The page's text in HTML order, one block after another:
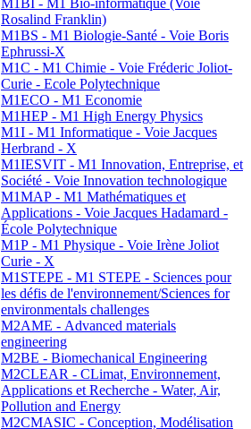
M1BI - M1 Bio-informatique (Voie
Rosalind Franklin)
M1BS - M1 Biologie-Santé - Voie Boris
Ephrussi-X
M1C - M1 Chimie - Voie Fréderic Joliot-
Curie - Ecole Polytechnique
M1ECO - M1 Economie
M1HEP - M1 High Energy Physics
M1I - M1 Informatique - Voie Jacques
Herbrand - X
M1IESVIT - M1 Innovation, Entreprise, et
Société - Voie Innovation technologique
M1MAP - M1 Mathématiques et
Applications - Voie Jacques Hadamard -
École Polytechnique
M1P - M1 Physique - Voie Irène Joliot
Curie - X
M1STEPE - M1 STEPE - Sciences pour
les défis de l'environnement/Sciences for
environmentals challenges
M2AME - Advanced materials
engineering
M2BE - Biomechanical Engineering
M2CLEAR - CLimat, Environnement,
Applications et Recherche - Water, Air,
Pollution and Energy
M2CMASIC - Conception, Modélisation